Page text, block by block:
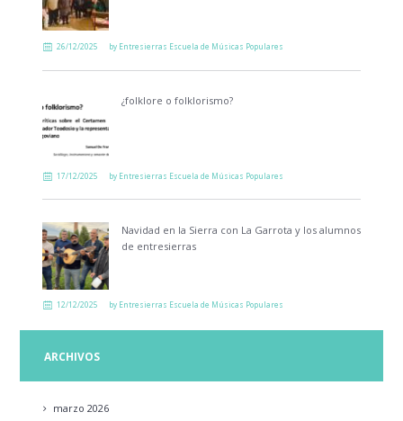
26/12/2025 by Entresierras Escuela de Músicas Populares
¿folklore o folklorismo?
17/12/2025 by Entresierras Escuela de Músicas Populares
Navidad en la Sierra con La Garrota y los alumnos
de entresierras
12/12/2025 by Entresierras Escuela de Músicas Populares
ARCHIVOS
marzo 2026